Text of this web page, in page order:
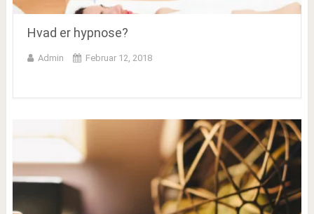
Hvad er hypnose?
Admin Februar 12, 2018